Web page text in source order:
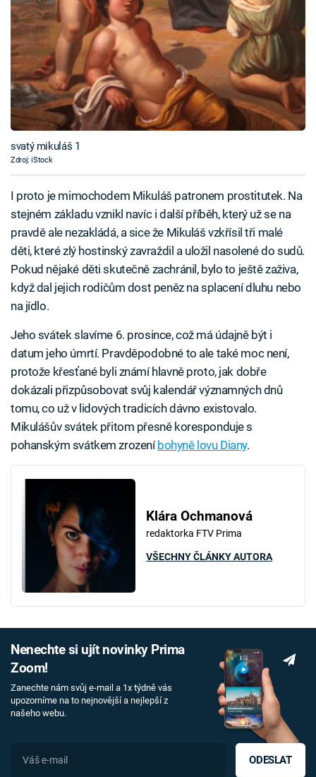
svatý mikuláš 1
Zdroj: iStock
I proto je mimochodem Mikuláš patronem prostitutek. Na
stejném základu vznikl navíc i další příběh, který už se na
pravdě ale nezakládá, a sice že Mikuláš vzkřísil tři malé
děti, které zlý hostinský zavraždil a uložil nasolené do sudů.
Pokud nějaké děti skutečně zachránil, bylo to ještě zaživa,
když dal jejich rodičům dost peněz na splacení dluhu nebo
na jídlo.
Jeho svátek slavíme 6. prosince, což má údajně být i
datum jeho úmrtí. Pravděpodobné to ale také moc není,
protože křesťané byli známí hlavně proto, jak dobře
dokázali přizpůsobovat svůj kalendář významných dnů
tomu, co už v lidových tradicích dávno existovalo.
Mikulášův svátek přitom přesně koresponduje s
pohanským svátkem zrození bohyně lovu Diany.
Klára Ochmanová
redaktorka FTV Prima
VŠECHNY ČLÁNKY AUTORA
Nenechte si ujít novinky Prima
Zoom!
Zanechte nám svůj e-mail a 1x týdně vás
upozorníme na to nejnovější a nejlepší z
našeho webu.
ODESLAT